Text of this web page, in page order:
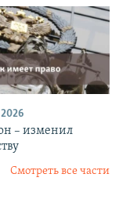
– изменил
Смотреть все части